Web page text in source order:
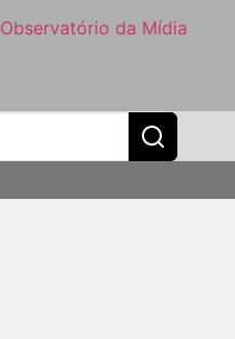
Observatório da Mídia